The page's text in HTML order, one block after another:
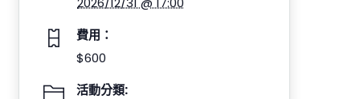
費用：
$600
活動分類: